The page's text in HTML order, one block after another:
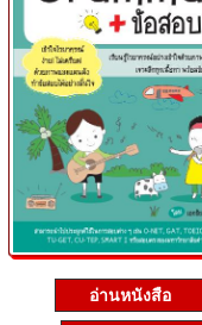
อ่านหนังสือ